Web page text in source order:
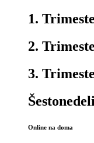
1.
2.
3.
Online na doma